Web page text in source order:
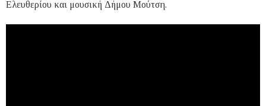
Ελευθερίου και μουσική Δήμου Μούτση.